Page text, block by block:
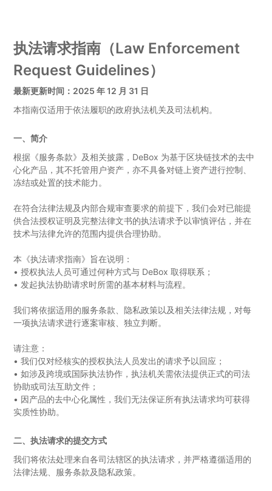
执法请求指南（Law Enforcement
Request Guidelines）
最新更新时间：2025 年 12 月 31 日
本指南仅适用于依法履职的政府执法机关及司法机构。
一、简介
根据《服务条款》及相关披露，DeBox 为基于区块链技术的去中
心化产品，其不托管用户资产，亦不具备对链上资产进行控制、
冻结或处置的技术能力。
在符合法律法规及内部合规审查要求的前提下，我们会对已能提
供合法授权证明及完整法律文书的执法请求予以审慎评估，并在
技术与法律允许的范围内提供合理协助。
本《执法请求指南》旨在说明：
•授权执法人员可通过何种方式与 DeBox 取得联系；
• 发起执法协助请求时所需的基本材料与流程。
我们将依据适用的服务条款、隐私政策以及相关法律法规，对每
一项执法请求进行逐案审核、独立判断。
请注意：
•我们仅对经核实的授权执法人员发出的请求予以回应；
• 如涉及跨境或国际执法协作，执法机关需依法提供正式的司法
协助或司法互助文件；
• 因产品的去中心化属性，我们无法保证所有执法请求均可获得
实质性协助。
二、执法请求的提交方式
我们将依法处理来自各司法辖区的执法请求，并严格遵循适用的
法律法规、服务条款及隐私政策。